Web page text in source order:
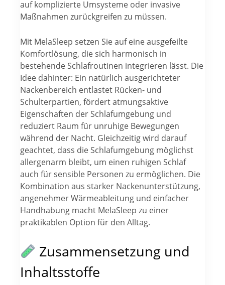
auf komplizierte Umsysteme oder invasive
Maßnahmen zurückgreifen zu müssen.
Mit MelaSleep setzen Sie auf eine ausgefeilte
Komfortlösung, die sich harmonisch in
bestehende Schlafroutinen integrieren lässt. Die
Idee dahinter: Ein natürlich ausgerichteter
Nackenbereich entlastet Rücken- und
Schulterpartien, fördert atmungsaktive
Eigenschaften der Schlafumgebung und
reduziert Raum für unruhige Bewegungen
während der Nacht. Gleichzeitig wird darauf
geachtet, dass die Schlafumgebung möglichst
allergenarm bleibt, um einen ruhigen Schlaf
auch für sensible Personen zu ermöglichen. Die
Kombination aus starker Nackenunterstützung,
angenehmer Wärmeableitung und einfacher
Handhabung macht MelaSleep zu einer
praktikablen Option für den Alltag.
Zusammensetzung und
Inhaltsstoffe